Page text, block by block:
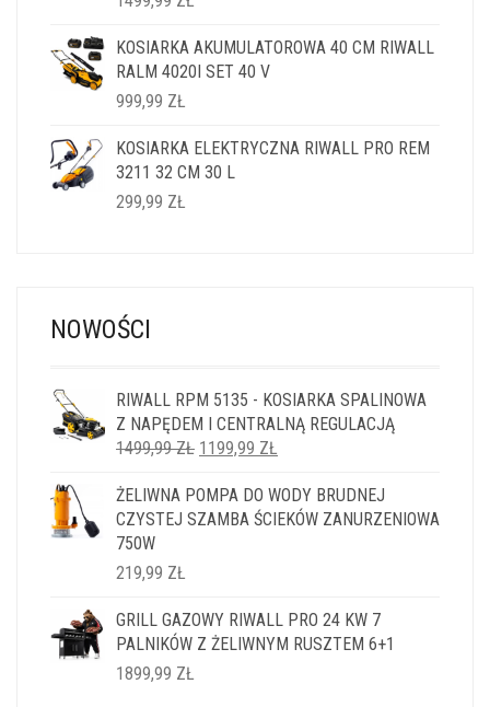
KOSIARKA AKUMULATOROWA 40 CM RIWALL
RALM 4020I SET 40 V
999,99 ZŁ
KOSIARKA ELEKTRYCZNA RIWALL PRO REM
3211 32 CM 30 L
299,99 ZŁ
NOWOŚCI
RIWALL RPM 5135 - KOSIARKA SPALINOWA
Z NAPĘDEM I CENTRALNĄ REGULACJĄ
1499,99ZŁ PIERWOTNA
WYNOSIŁA:
1499,99 ZŁ.
1199,99 ZŁ
WYNOSI:
1199,99 ZŁ.
ŻELIWNA POMPA DO WODY BRUDNEJ
CZYSTEJ SZAMBA ŚCIEKÓW ZANURZENIOWA
750W
219,99 ZŁ
GRILL GAZOWY RIWALL PRO 24 KW 7
PALNIKÓW Z ŻELIWNYM RUSZTEM 6+1
1899,99 ZŁ